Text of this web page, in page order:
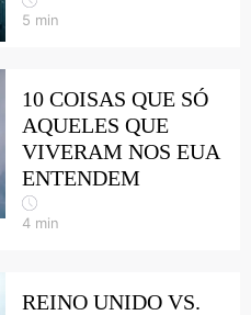
5 min
10 COISAS QUE SÓ
AQUELES QUE
VIVERAM NOS EUA
ENTENDEM
4 min
REINO UNIDO VS.